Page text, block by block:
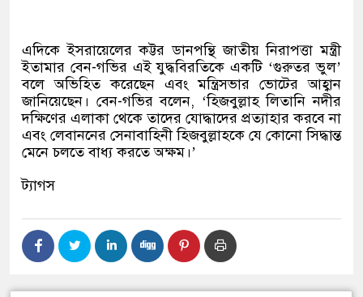
এদিকে ইসরায়েলের কট্টর ডানপন্থি জাতীয় নিরাপত্তা মন্ত্রী
ইতামার বেন-গভির এই যুদ্ধবিরতিকে একটি ‘গুরুতর ভুল’
বলে অভিহিত করেছেন এবং মন্ত্রিসভার ভোটের আহ্বান
জানিয়েছেন। বেন-গভির বলেন, ‘হিজবুল্লাহ লিতানি নদীর
দক্ষিণের এলাকা থেকে তাদের যোদ্ধাদের প্রত্যাহার করবে না
এবং লেবাননের সেনাবাহিনী হিজবুল্লাহকে যে কোনো সিদ্ধান্ত
মেনে চলতে বাধ্য করতে অক্ষম।’
ট্যাগস